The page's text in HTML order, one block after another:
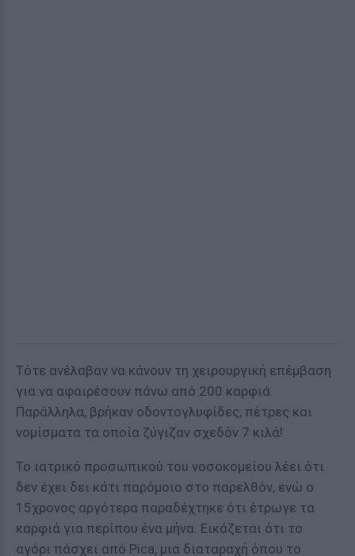
Τότε ανέλαβαν να κάνουν τη χειρουργική επέμβαση
για να αφαιρέσουν πάνω από 200 καρφιά.
Παράλληλα, βρήκαν οδοντογλυφίδες, πέτρες και
νομίσματα τα οποία ζύγιζαν σχεδόν 7 κιλά!
Το ιατρικό προσωπικού του νοσοκομείου λέει ότι
δεν έχει δει κάτι παρόμοιο στο παρελθόν, ενώ ο
15χρονος αργότερα παραδέχτηκε ότι έτρωγε τα
καρφιά για περίπου ένα μήνα. Εικάζεται ότι το
αγόρι πάσχει από Pica, μια διαταραχή όπου το